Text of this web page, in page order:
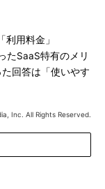
用料金」
たSaaS特有のメリ
回答は「使いやす
Inc. All Rights Reserved.